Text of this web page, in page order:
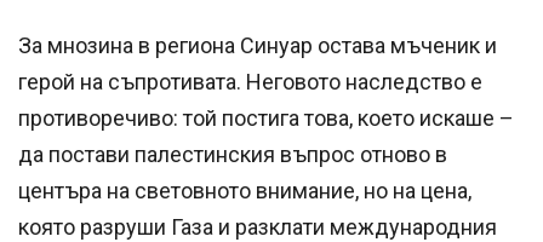
За мнозина в региона Синуар остава мъченик и
герой на съпротивата. Неговото наследство е
противоречиво: той постига това, което искаше –
да постави палестинския въпрос отново в
центъра на световното внимание, но на цена,
която разруши Газа и разклати международния